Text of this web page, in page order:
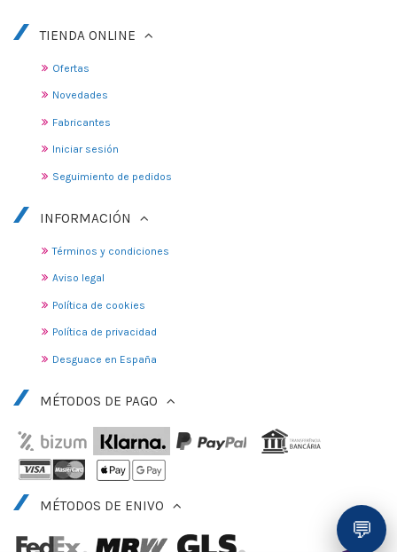
TIENDA ONLINE
Ofertas
Novedades
Fabricantes
Iniciar sesión
Seguimiento de pedidos
INFORMACIÓN
Términos y condiciones
Aviso legal
Política de cookies
Política de privacidad
Desguace en España
MÉTODOS DE PAGO
MÉTODOS DE ENIVO
💬